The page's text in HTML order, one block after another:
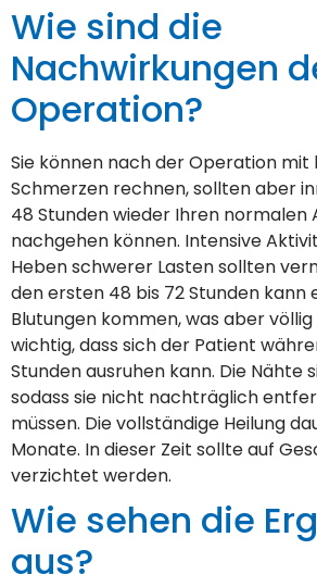
Wie sind die
Nachwirkungen
Operation?
Sie können nach der Operation mit
Schmerzen rechnen, sollten aber
48 Stunden wieder Ihren normalen
nachgehen können. Intensive
Heben schwerer Lasten sollten
den ersten 48 bis 72 Stunden kann
Blutungen kommen, was aber völlig
wichtig, dass sich der Patient
Stunden ausruhen kann. Die Nähte
sodass sie nicht nachträglich
müssen. Die vollständige Heilung
Monate. In dieser Zeit sollte auf
verzichtet werden.
Wie sehen die
aus?